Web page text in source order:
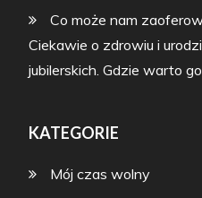
Co może nam
Ciekawie o zdrowiu i
jubilerskich. Gdzie warto
KATEGORIE
Mój czas wolny